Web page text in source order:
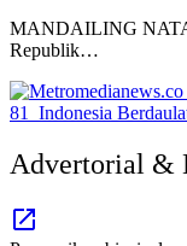
MANDAILING
Republik…
Advertorial &